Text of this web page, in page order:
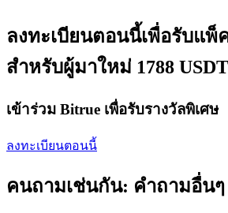
การวิเคราะห์ข้อมูลขนาดใหญ่ รว
ลงทะเบียนตอนนี้เพื่อรับแพ็
สำหรับผู้มาใหม่ 1788 USDT
เข้าร่วม Bitrue เพื่อรับรางวัลพิเศษ
ลงทะเบียนตอนนี้
คนถามเช่นกัน: คำถามอื่นๆ